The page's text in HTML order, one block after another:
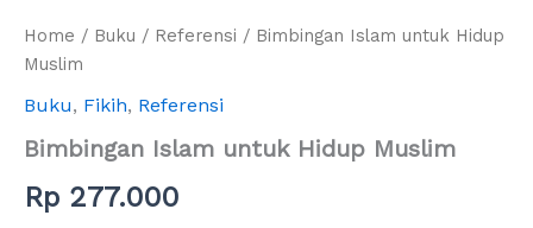
Home / Buku / Referensi / Bimbingan Islam untuk Hidup
Muslim
Buku, Fikih, Referensi
Bimbingan Islam untuk Hidup Muslim
Rp 277.000